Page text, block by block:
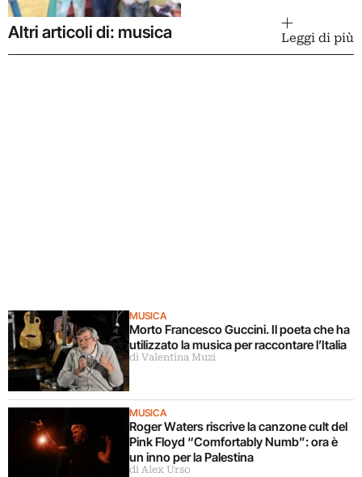
Altri articoli di: musica Leggi di più
MUSICA
Morto Francesco Guccini. Il poeta che ha
utilizzato la musica per raccontare l’Italia
di Valentina Muzi
MUSICA
Roger Waters riscrive la canzone cult del
Pink Floyd “Comfortably Numb”: ora è
un inno per la Palestina
di Alex Urso